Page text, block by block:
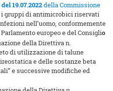
19.07.2022della Commissione
gruppi di antimicrobici riservati
nell’uomo, conformemente
europeo e del Consiglio
della Direttiva n.
di utilizzazione di talune
e delle sostanze beta
e successive modifiche ed